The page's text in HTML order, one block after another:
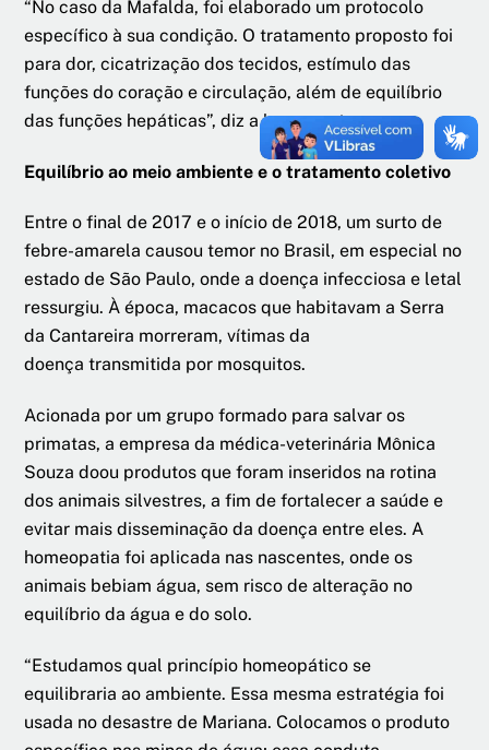
“No caso da Mafalda, foi elaborado um protocolo
específico à sua condição. O tratamento proposto foi
para dor, cicatrização dos tecidos, estímulo das
funções do coração e circulação, além de equilíbrio
das funções hepáticas”, diz a homeopata.
Equilíbrio ao meio ambiente e o tratamento coletivo
Entre o final de 2017 e o início de 2018, um surto de
febre-amarela causou temor no Brasil, em especial no
estado de São Paulo, onde a doença infecciosa e letal
ressurgiu. À época, macacos que habitavam a Serra
da Cantareira morreram, vítimas da
doença transmitida por mosquitos.
Acionada por um grupo formado para salvar os
primatas, a empresa da médica-veterinária Mônica
Souza doou produtos que foram inseridos na rotina
dos animais silvestres, a fim de fortalecer a saúde e
evitar mais disseminação da doença entre eles. A
homeopatia foi aplicada nas nascentes, onde os
animais bebiam água, sem risco de alteração no
equilíbrio da água e do solo.
“Estudamos qual princípio homeopático se
equilibraria ao ambiente. Essa mesma estratégia foi
usada no desastre de Mariana. Colocamos o produto